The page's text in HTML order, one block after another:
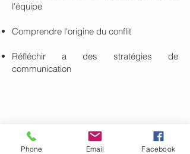
l'équipe
Comprendre l'origine du conflit
Réfléchir a des stratégies de
communication
Phone Email Facebook